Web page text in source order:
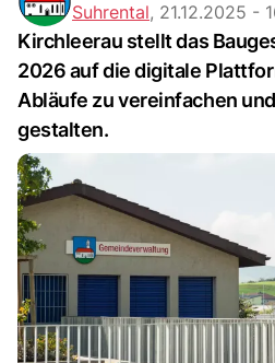
Suhrental, 21.12.2025 -
Kirchleerau stellt das
2026 auf die digitale
Abläufe zu vereinfachen
gestalten.